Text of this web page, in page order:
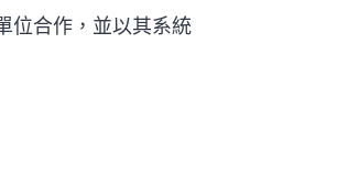
位合作，並以其系統